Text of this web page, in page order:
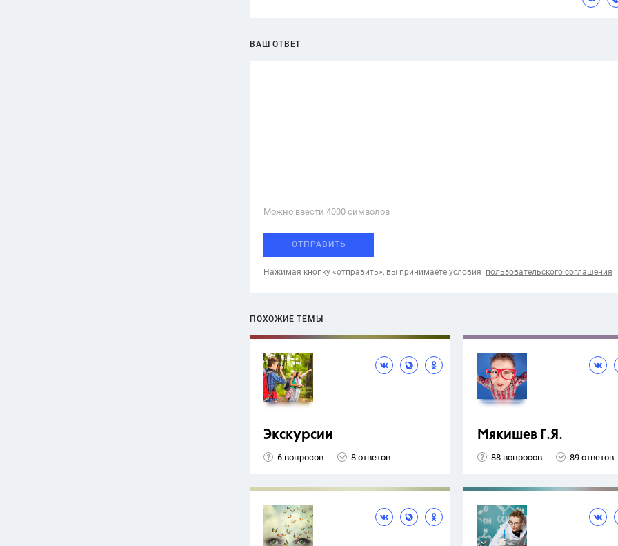
ВАШ ОТВЕТ
Можно ввести 4000 cимволов
ОТПРАВИТЬ
Нажимая кнопку «отправить», вы принимаете условия пользовательского соглашения
ПОХОЖИЕ ТЕМЫ
Экскурсии
6 вопросов 8 ответов
Мякишев Г.Я.
88 вопросов 89 ответов